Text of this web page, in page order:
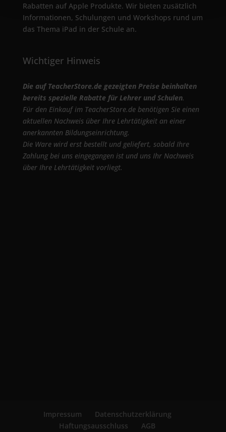
Rabatten auf Apple Produkte. Wir bieten zusätzlich
Informationen, Schulungen und Workshops rund um
das Thema iPad in der Schule an.
Wichtiger Hinweis
Die auf TeacherStore.de gezeigten Preise beinhalten
bereits spezielle Rabatte für Lehrer und Schulen.
Für den Einkauf im TeacherStore.de benötigen Sie einen
aktuellen Nachweis über Ihre Lehrtätigkeit an einer
anerkannten Bildungseinrichtung.
Die Ware wird erst bestellt und geliefert, sobald Ihre
Zahlung bei uns eingegangen ist und uns Ihr Nachweis
über Ihre Lehrtätigkeit vorliegt.
Impressum
Datenschutzerklärung
Haftungsausschluss
AGB